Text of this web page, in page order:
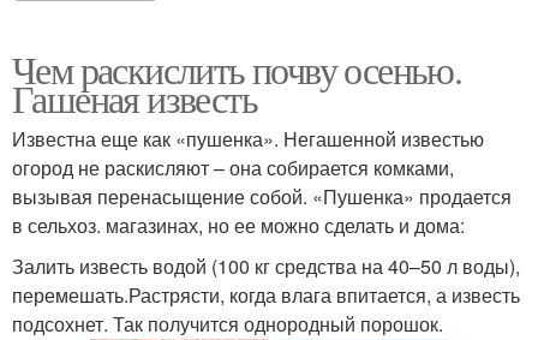
Чем раскислить почву осенью.
Гашеная известь
Известна еще как «пушенка». Негашенной известью
огород не раскисляют – она собирается комками,
вызывая перенасыщение собой. «Пушенка» продается
в сельхоз. магазинах, но ее можно сделать и дома:
Залить известь водой (100 кг средства на 40–50 л воды),
перемешать.Растрясти, когда влага впитается, а известь
подсохнет. Так получится однородный порошок.